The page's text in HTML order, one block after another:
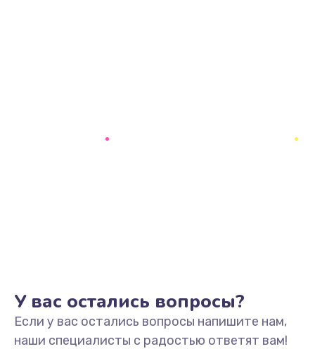
У вас остались вопросы?
Если у вас остались вопросы напишите нам,
наши специалисты с радостью ответят вам!